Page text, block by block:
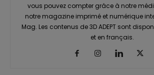
vous pouvez compter grâce à notre
notre magazine imprimé et numérique
Mag. Les contenus de 3D ADEPT sont
et en français.